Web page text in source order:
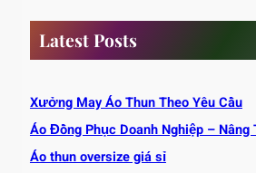
h
Latest Posts
Xưởng May Áo Thun Theo Yêu Cầu
Áo Đồng Phục Doanh Nghiệp –
Áo thun oversize giá sỉ